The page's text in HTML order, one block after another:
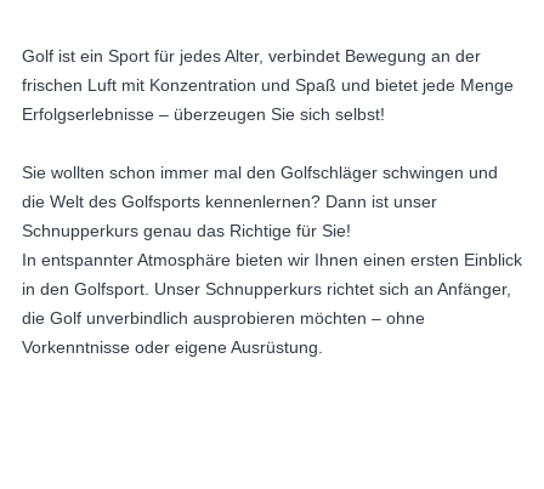
Golf ist ein Sport für jedes Alter, verbindet Bewegung an der
frischen Luft mit Konzentration und Spaß und bietet jede Menge
Erfolgserlebnisse – überzeugen Sie sich selbst!
Sie wollten schon immer mal den Golfschläger schwingen und
die Welt des Golfsports kennenlernen? Dann ist unser
Schnupperkurs genau das Richtige für Sie!
In entspannter Atmosphäre bieten wir Ihnen einen ersten Einblick
in den Golfsport. Unser Schnupperkurs richtet sich an Anfänger,
die Golf unverbindlich ausprobieren möchten – ohne
Vorkenntnisse oder eigene Ausrüstung.